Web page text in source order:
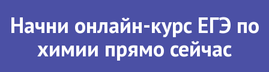
Начни онлайн-курс ЕГЭ по
химии прямо сейчас